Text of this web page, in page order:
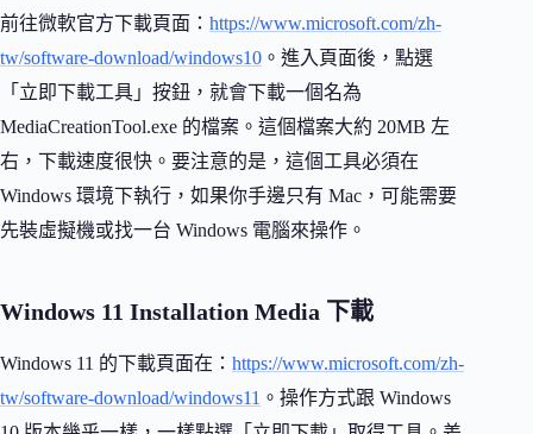
前往微軟官方下載頁面： https://www.microsoft.com/zh-
tw/software-download/windows10 。進入頁面後，點選
「立即下載工具」按鈕，就會下載一個名為
MediaCreationTool.exe 的檔案。這個檔案大約 20MB 左
右，下載速度很快。要注意的是，這個工具必須在
Windows 環境下執行，如果你手邊只有 Mac，可能需要
先裝虛擬機或找一台 Windows 電腦來操作。
Windows 11 Installation Media 下載
Windows 11 的下載頁面在： https://www.microsoft.com/zh-
tw/software-download/windows11 。操作方式跟 Windows